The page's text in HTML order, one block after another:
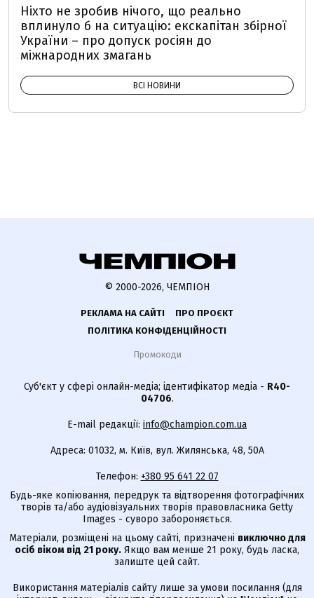
Ніхто не зробив нічого, що реально
вплинуло б на ситуацію: екскапітан збірної
України – про допуск росіян до
міжнародних змагань
ВСІ НОВИНИ
© 2000-2026, ЧЕМПІОН
РЕКЛАМА НА САЙТІ
ПРО ПРОЄКТ
ПОЛІТИКА КОНФІДЕНЦІЙНОСТІ
Промокоди
Суб'єкт у сфері онлайн-медіа; ідентифікатор медіа - R40-
04706.
E-mail редакції: info@champion.com.ua
Адреса: 01032, м. Київ, вул. Жилянська, 48, 50А
Телефон: +380 95 641 22 07
Будь-яке копіювання, передрук та відтворення фотографічних
творів та/або аудіовізуальних творів правовласника Getty
Images - суворо забороняється.
Матеріали, розміщені на цьому сайті, призначені виключно для
осіб віком від 21 року. Якщо вам менше 21 року, будь ласка,
залиште цей сайт.
Використання матеріалів сайту лише за умови посилання (для